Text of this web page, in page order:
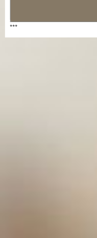
***